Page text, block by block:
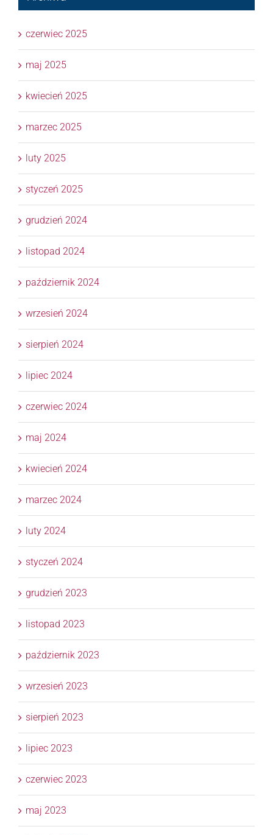
czerwiec 2025
maj 2025
kwiecień 2025
marzec 2025
luty 2025
styczeń 2025
grudzień 2024
listopad 2024
październik 2024
wrzesień 2024
sierpień 2024
lipiec 2024
czerwiec 2024
maj 2024
kwiecień 2024
marzec 2024
luty 2024
styczeń 2024
grudzień 2023
listopad 2023
październik 2023
wrzesień 2023
sierpień 2023
lipiec 2023
czerwiec 2023
maj 2023